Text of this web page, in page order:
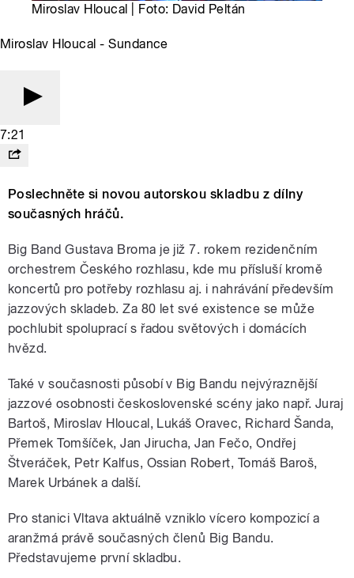
Miroslav Hloucal | Foto: David Peltán
Miroslav Hloucal - Sundance
7:21
Poslechněte si novou autorskou skladbu z dílny
současných hráčů.
Big Band Gustava Broma je již 7. rokem rezidenčním
orchestrem Českého rozhlasu, kde mu přísluší kromě
koncertů pro potřeby rozhlasu aj. i nahrávání především
jazzových skladeb. Za 80 let své existence se může
pochlubit spoluprací s řadou světových i domácích
hvězd.
Také v současnosti působí v Big Bandu nejvýraznější
jazzové osobnosti československé scény jako např. Juraj
Bartoš, Miroslav Hloucal, Lukáš Oravec, Richard Šanda,
Přemek Tomšíček, Jan Jirucha, Jan Fečo, Ondřej
Štveráček, Petr Kalfus, Ossian Robert, Tomáš Baroš,
Marek Urbánek a další.
Pro stanici Vltava aktuálně vzniklo vícero kompozicí a
aranžmá právě současných členů Big Bandu.
Představujeme první skladbu.